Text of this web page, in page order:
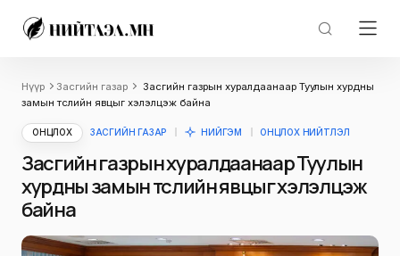
Нүүр Засгийн газар
Засгийн газрын хуралдаанаар Туулын хурдны
замын төслийн явцыг хэлэлцэж байна
ОНЦЛОХ ЗАСГИЙН ГАЗАР НИЙГЭМ ОНЦЛОХ НИЙТЛЭЛ
Засгийн газрын хуралдаанаар Туулын
хурдны замын төслийн явцыг хэлэлцэж
байна